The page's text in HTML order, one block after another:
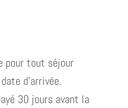
pour tout séjour
d’arrivée.
30 jours avant la